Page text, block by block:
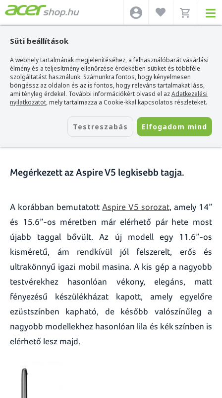
Süti beállítások
A webhely tartalmának megjelenítéséhez, a felhasználóbarát vásárlási
élmény és a teljesítmény ellenőrzése érdekében sütiket és többféle
szolgáltatást használunk. Számunkra fontos, hogy kényelmesen
böngéssz az oldalon és az is fontos, hogy releváns tartalmakat láss,
ami tényleg érdekel. További információkért olvasd el azAdatkezelési
nyilatkozatot, mely tartalmazza a Cookie-kkal kapcsolatos részleteket.
Testreszabás Elfogadom mind
Acer webshop>Hírek>Megérkezett a 11.6"-os Aspire V5-171!
Megérkezett a 11.6"-os Aspire
V5-171!
Megérkezett az Aspire V5 legkisebb tagja.
A korábban bemutatott Aspire V5 sorozat, amely 14”
és 15.6”-os méretben már elérhető pár hete most
újabb taggal bővült. Az új modell egy 11.6”-os
kisméretű, ám rendkívül jól felszerelt, erős és
ultrakönnyű igazi mobil masina. A kis gép a nagyobb
testvérekhez hasonlóan vékony, elegáns, matt
fényezésű készülékházat kapott, amely egyelőre
ezüstszínben kapható, de később valószínűleg a
nagyobb modellekhez hasonlóan lila és kék színben is
elérhető lesz majd.